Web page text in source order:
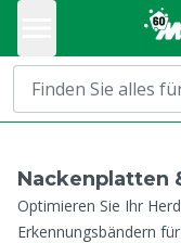
Nackenplatten
Optimieren Sie Ihr
Erkennungsbändern